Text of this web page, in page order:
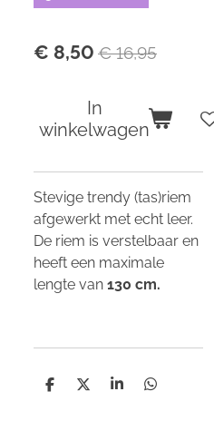
€ 8,50 € 16,95
In
winkelwagen
Stevige trendy (tas)riem
afgewerkt met echt leer.
De riem is verstelbaar en
heeft een maximale
lengte van 130 cm.
D
D
S
D